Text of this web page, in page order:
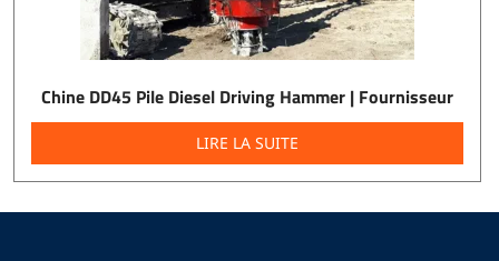
Chine DD45 Pile Diesel Driving Hammer | Fournisseur
LIRE LA SUITE